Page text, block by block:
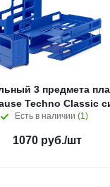
3 предмета
Techno Classic
Есть в наличии (1)
1070 руб./шт